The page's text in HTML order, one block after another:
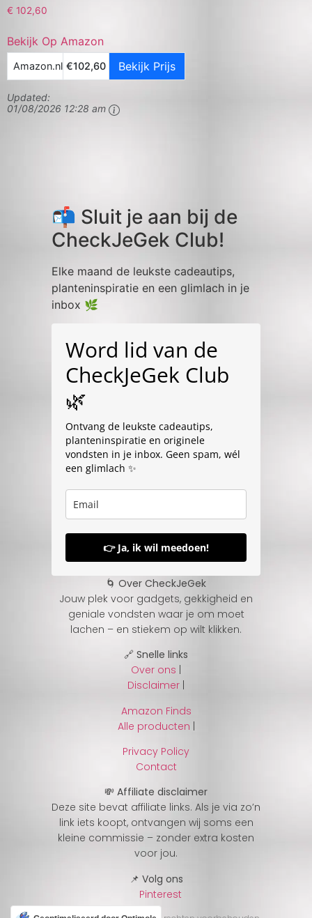
€ 102,60
Bekijk Op Amazon
Amazon.nl €102,60 Bekijk Prijs
Updated:
01/08/2026 12:28 am
📬 Sluit je aan bij de
CheckJeGek Club!
Elke maand de leukste cadeautips,
planteninspiratie en een glimlach in je
inbox 🌿
Word lid van de
CheckJeGek Club
🌿
Ontvang de leukste cadeautips,
planteninspiratie en originele
vondsten in je inbox. Geen spam, wél
een glimlach ✨
👉 Ja, ik wil meedoen!
🌀 Over CheckJeGek
Jouw plek voor gadgets, gekkigheid en
geniale vondsten waar je om moet
lachen – en stiekem op wilt klikken.
🔗 Snelle links
Over ons
Disclaimer
Amazon Finds
Alle producten |
Privacy Policy
Contact
💸 Affiliate disclaimer
Deze site bevat affiliate links. Als je via zo’n
link iets koopt, ontvangen wij soms een
kleine commissie – zonder extra kosten
voor jou.
📌 Volg ons
Pinterest